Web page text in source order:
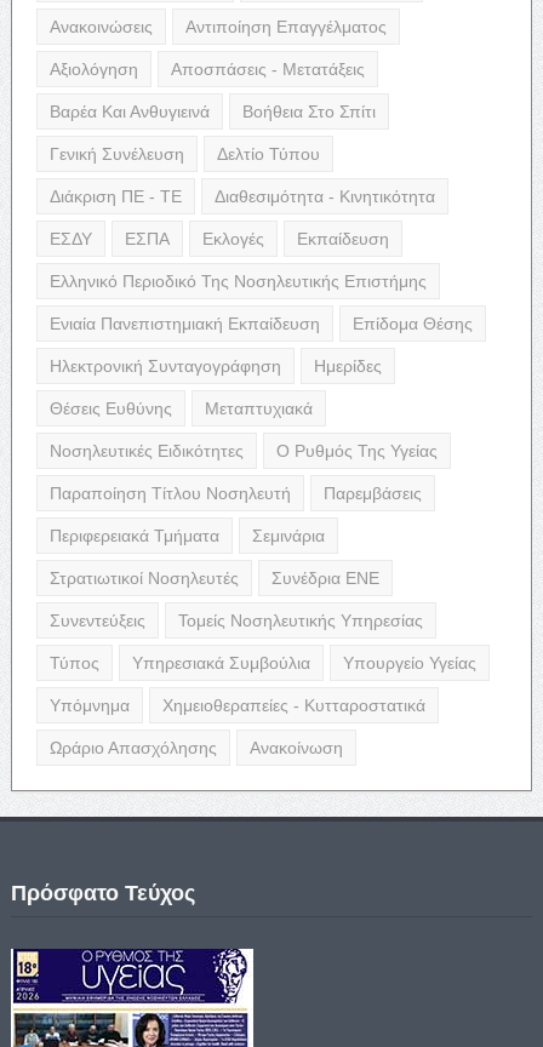
Ανακοινώσεις Αντιποίηση Επαγγέλματος
Αξιολόγηση Αποσπάσεις - Μετατάξεις
Βαρέα Και Ανθυγιεινά Βοήθεια Στο Σπίτι
Γενική Συνέλευση Δελτίο Τύπου
Διάκριση ΠΕ - ΤΕ Διαθεσιμότητα - Κινητικότητα
ΕΣΔΥ ΕΣΠΑ Εκλογές Εκπαίδευση
Ελληνικό Περιοδικό Της Νοσηλευτικής Επιστήμης
Ενιαία Πανεπιστημιακή Εκπαίδευση Επίδομα Θέσης
Ηλεκτρονική Συνταγογράφηση Ημερίδες
Θέσεις Ευθύνης Μεταπτυχιακά
Νοσηλευτικές Ειδικότητες Ο Ρυθμός Της Υγείας
Παραποίηση Τίτλου Νοσηλευτή Παρεμβάσεις
Περιφερειακά Τμήματα Σεμινάρια
Στρατιωτικοί Νοσηλευτές Συνέδρια ΕΝΕ
Συνεντεύξεις Τομείς Νοσηλευτικής Υπηρεσίας
Τύπος Υπηρεσιακά Συμβούλια Υπουργείο Υγείας
Υπόμνημα Χημειοθεραπείες - Κυτταροστατικά
Ωράριο Απασχόλησης Ανακοίνωση
Πρόσφατο Τεύχος